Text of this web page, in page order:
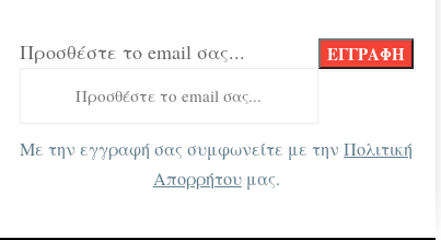
Προσθέστε το email σας...
Με την εγγραφή σας συμφωνείτε με τηνΠολιτική
Απορρήτουμας.